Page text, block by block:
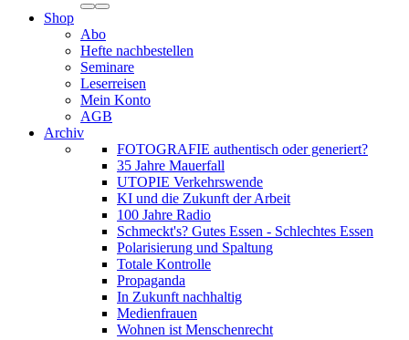
Shop
Abo
Hefte nachbestellen
Seminare
Leserreisen
Mein Konto
AGB
Archiv
FOTOGRAFIE authentisch oder generiert?
35 Jahre Mauerfall
UTOPIE Verkehrswende
KI und die Zukunft der Arbeit
100 Jahre Radio
Schmeckt's? Gutes Essen - Schlechtes Essen
Polarisierung und Spaltung
Totale Kontrolle
Propaganda
In Zukunft nachhaltig
Medienfrauen
Wohnen ist Menschenrecht